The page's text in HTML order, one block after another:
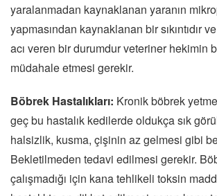
yaralanmadan kaynaklanan yaranın
yapmasından kaynaklanan bir sıkıntıdır
acı veren bir durumdur veteriner hekimin
müdahale etmesi gerekir.
Böbrek Hastalıkları: Kronik böbrek
geç bu hastalık kedilerde oldukça sık
halsizlik, kusma, çişinin az gelmesi gibi
Bekletilmeden tedavi edilmesi gerekir.
çalışmadığı için kana tehlikeli toksin